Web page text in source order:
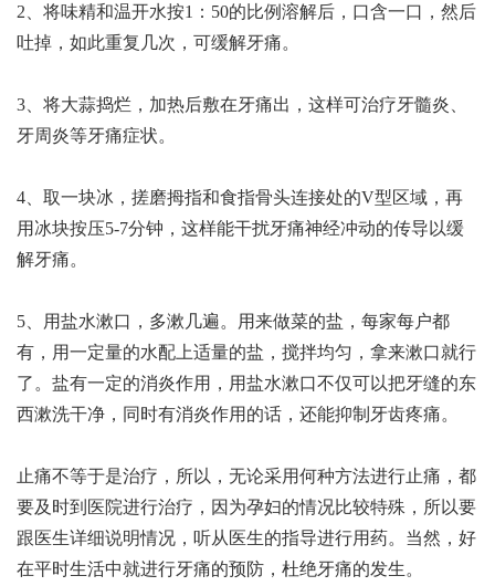
2、将味精和温开水按1：50的比例溶解后，口含一口，然后
吐掉，如此重复几次，可缓解牙痛。
3、将大蒜捣烂，加热后敷在牙痛出，这样可治疗牙髓炎、
牙周炎等牙痛症状。
4、取一块冰，搓磨拇指和食指骨头连接处的V型区域，再
用冰块按压5-7分钟，这样能干扰牙痛神经冲动的传导以缓
解牙痛。
5、用盐水漱口，多漱几遍。用来做菜的盐，每家每户都
有，用一定量的水配上适量的盐，搅拌均匀，拿来漱口就行
了。盐有一定的消炎作用，用盐水漱口不仅可以把牙缝的东
西漱洗干净，同时有消炎作用的话，还能抑制牙齿疼痛。
止痛不等于是治疗，所以，无论采用何种方法进行止痛，都
要及时到医院进行治疗，因为孕妇的情况比较特殊，所以要
跟医生详细说明情况，听从医生的指导进行用药。当然，好
在平时生活中就进行牙痛的预防，杜绝牙痛的发生。